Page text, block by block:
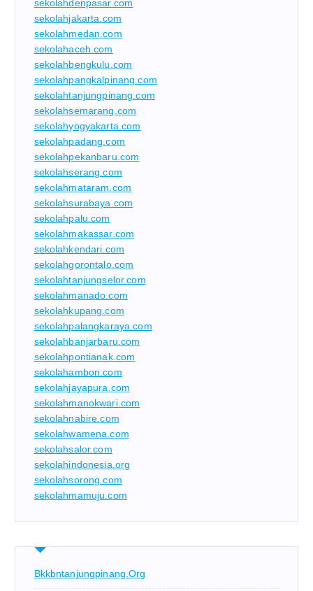
sekolahdenpasar.com
sekolahjakarta.com
sekolahmedan.com
sekolahaceh.com
sekolahbengkulu.com
sekolahpangkalpinang.com
sekolahtanjungpinang.com
sekolahsemarang.com
sekolahyogyakarta.com
sekolahpadang.com
sekolahpekanbaru.com
sekolahserang.com
sekolahmataram.com
sekolahsurabaya.com
sekolahpalu.com
sekolahmakassar.com
sekolahkendari.com
sekolahgorontalo.com
sekolahtanjungselor.com
sekolahmanado.com
sekolahkupang.com
sekolahpalangkaraya.com
sekolahbanjarbaru.com
sekolahpontianak.com
sekolahambon.com
sekolahjayapura.com
sekolahmanokwari.com
sekolahnabire.com
sekolahwamena.com
sekolahsalor.com
sekolahindonesia.org
sekolahsorong.com
sekolahmamuju.com
Bkkbntanjungpinang.org